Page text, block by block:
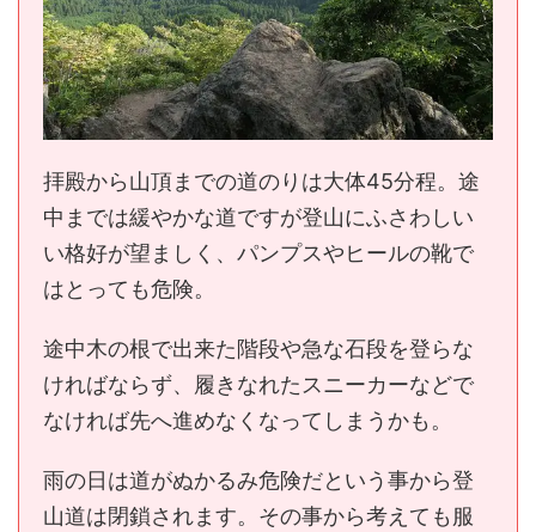
拝殿から山頂までの道のりは大体45分程。途
中までは緩やかな道ですが登山にふさわしい
い格好が望ましく、パンプスやヒールの靴で
はとっても危険。
途中木の根で出来た階段や急な石段を登らな
ければならず、履きなれたスニーカーなどで
なければ先へ進めなくなってしまうかも。
雨の日は道がぬかるみ危険だという事から登
山道は閉鎖されます。その事から考えても服